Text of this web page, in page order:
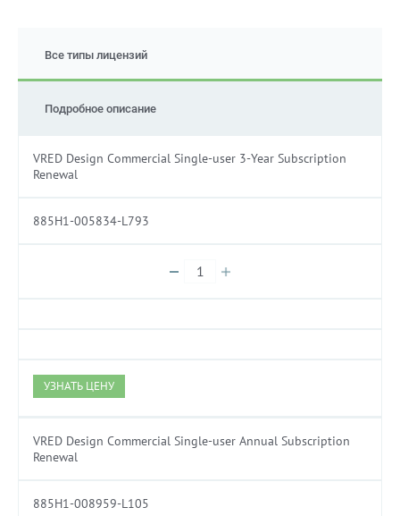
Все типы лицензий
Подробное описание
VRED Design Commercial Single-user 3-Year Subscription
Renewal
885H1-005834-L793
УЗНАТЬ ЦЕНУ
VRED Design Commercial Single-user Annual Subscription
Renewal
885H1-008959-L105